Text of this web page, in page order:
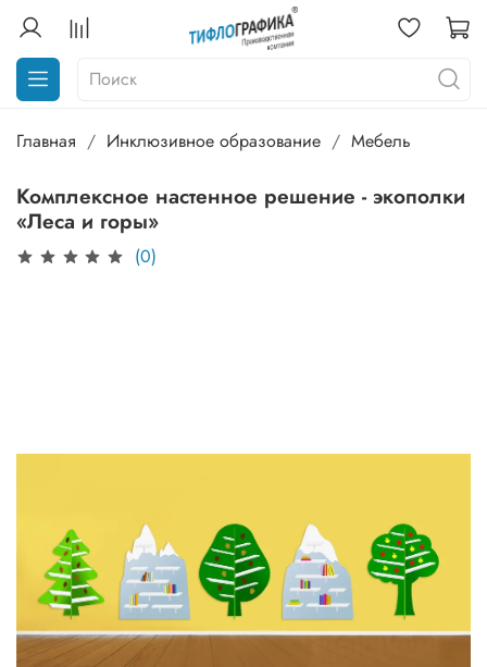
Главная Инклюзивное образование Мебель
Комплексное настенное решение - экополки
«Леса и горы»
(0)